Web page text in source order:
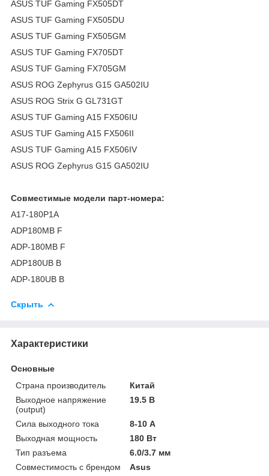
ASUS TUF Gaming FX505DT
ASUS TUF Gaming FX505DU
ASUS TUF Gaming FX505GM
ASUS TUF Gaming FX705DT
ASUS TUF Gaming FX705GM
ASUS ROG Zephyrus G15 GA502IU
ASUS ROG Strix G GL731GT
ASUS TUF Gaming A15 FX506IU
ASUS TUF Gaming A15 FX506II
ASUS TUF Gaming A15 FX506IV
ASUS ROG Zephyrus G15 GA502IU
Совместимые модели парт-номера:
A17-180P1A
ADP180MB F
ADP-180MB F
ADP180UB B
ADP-180UB B
Скрыть
Характеристики
Основные
Страна производитель
Китай
Выходное напряжение
(output)
19.5 В
Сила выходного тока
8-10 А
Выходная мощность
180 Вт
Тип разъема
6.0/3.7 мм
Совместимость с брендом
Asus